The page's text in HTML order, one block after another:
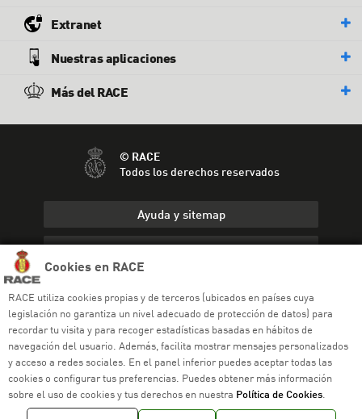
Cookies en RACE
RACE utiliza cookies propias y de terceros (ubicados en países cuya
legislación no garantiza un nivel adecuado de protección de datos) para
recordar tu visita y para recoger estadísticas basadas en hábitos de
navegación del usuario. Además, facilita mostrar mensajes personalizados
y acceso a redes sociales. En el panel inferior puedes aceptar todas las
cookies o configurar tus preferencias. Puedes obtener más información
sobre el uso de cookies y tus derechos en nuestra Política de Cookies
Extranet
Nuestras aplicaciones
Más del RACE
© RACE
Todos los derechos reservados
Ayuda y sitemap
Aviso legal
Política de cookies
Política de venta
Política de calidad